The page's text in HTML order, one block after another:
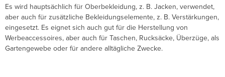
Es wird hauptsächlich für Oberbekleidung, z. B. Jacken, verwendet,
aber auch für zusätzliche Bekleidungselemente, z. B. Verstärkungen,
eingesetzt. Es eignet sich auch gut für die Herstellung von
Werbeaccessoires, aber auch für Taschen, Rucksäcke, Überzüge, als
Gartengewebe oder für andere alltägliche Zwecke.